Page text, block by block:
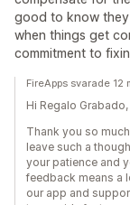
good to know
when things get
commitment to
FireApps svarade 12
Hi Regalo Grabado,
Thank you so
leave such a
your patience and
feedback means a
our app and